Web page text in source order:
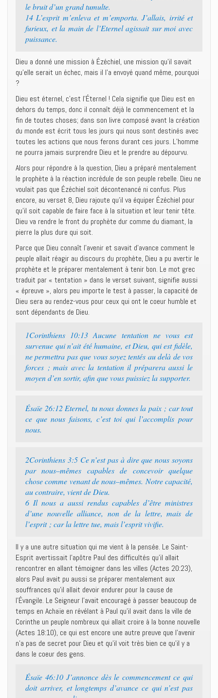
le bruit d’un grand tumulte.‭
14 ‭‭L’esprit m’enleva et m’emporta. J’allais, irrité et
furieux, et la main de l’Eternel agissait sur moi avec
puissance.‭
Dieu a donné une mission à Ézéchiel, une mission qu’il savait
qu’elle serait un échec, mais il l’a envoyé quand même, pourquoi
?
Dieu est éternel, c’est l’Éternel ! Cela signifie que Dieu est en
dehors du temps, donc il connaît déjà le commencement et la
fin de toutes choses; dans son livre composé avant la création
du monde est écrit tous les jours qui nous sont destinés avec
toutes les actions que nous ferons durant ces jours. L’homme
ne pourra jamais surprendre Dieu et le prendre au dépourvu.
Alors pour répondre à la question, Dieu a préparé mentalement
le prophète à la réaction incrédule de son peuple rebelle. Dieu ne
voulait pas que Ézéchiel soit décontenancé ni confus. Plus
encore, au verset 8, Dieu rajoute qu’il va équiper Ézéchiel pour
qu’il soit capable de faire face à la situation et leur tenir tête.
Dieu va rendre le front du prophète dur comme du diamant, la
pierre la plus dure qui soit.
Parce que Dieu connaît l’avenir et savait d’avance comment le
peuple allait réagir au discours du prophète, Dieu a pu avertir le
prophète et le préparer mentalement à tenir bon. Le mot grec
traduit par « tentation » dans le verset suivant, signifie aussi
« épreuve », alors peu importe le test à passer, la capacité de
Dieu sera au rendez-vous pour ceux qui ont le coeur humble et
sont dépendants de Dieu.
1Corinthiens 10:13 ‭‭Aucune tentation ne vous est
survenue qui n’ait été humaine, et Dieu, qui est fidèle,
ne permettra pas que vous soyez tentés au delà de vos
forces ; mais avec la tentation il préparera aussi le
moyen d’en sortir, afin que vous puissiez la supporter.‭
Ésaïe 26:12 ‭‭Eternel, tu nous donnes la paix ; car tout
ce que nous faisons, c’est toi qui l’accomplis pour
nous.‭
2Corinthiens 3:5 ‭‭Ce n’est pas à dire que nous soyons
par nous–mêmes capables de concevoir quelque
chose comme venant de nous–mêmes. Notre capacité,
au contraire, vient de Dieu.‭
6 ‭‭Il nous a aussi rendus capables d’être ministres
d’une nouvelle alliance, non de la lettre, mais de
l’esprit ; car la lettre tue, mais l’esprit vivifie.‭
Il y a une autre situation qui me vient à la pensée. Le Saint-
Esprit avertissait l’apôtre Paul des difficultés qu’il allait
rencontrer en allant témoigner dans les villes (Actes 20:23),
alors Paul avait pu aussi se préparer mentalement aux
souffrances qu’il allait devoir endurer pour la cause de
l’Évangile. Le Seigneur l’avait encouragé à passer beaucoup de
temps en Achaïe en révélant à Paul qu’il avait dans la ville de
Corinthe un peuple nombreux qui allait croire à la bonne nouvelle
(Actes 18:10), ce qui est encore une autre preuve que l’avenir
n’a pas de secret pour Dieu et qu’il voit très bien ce qu’il y a
dans le coeur des gens.
Ésaïe 46:10 ‭‭J’annonce dès le commencement ce qui
doit arriver, et longtemps d’avance ce qui n’est pas